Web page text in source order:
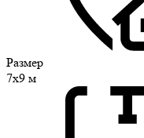
Размер
7х9 м